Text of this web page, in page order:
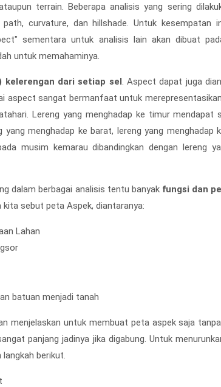
terrain. Beberapa analisis yang sering
curvature, dan hillshade. Untuk kesempatan
sementara untuk analisis lain akan dibuat
untuk memahaminya.
dari setiap sel. Aspect dapat juga
aspect sangat bermanfaat untuk
Lereng yang menghadap ke timur mendapat
yang menghadap ke barat, lereng yang menghadap
musim kemarau dibandingkan dengan lereng
dalam berbagai analisis tentu banyak fungsi dan
kita sebut peta Aspek, diantaranya:
Lahan
batuan menjadi tanah
menjelaskan untuk membuat peta aspek saja
panjang jadinya jika digabung. Untuk
langkah berikut.